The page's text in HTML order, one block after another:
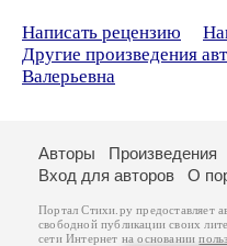
Написать рецензию
Другие произведения
Валерьевна
Авторы Произведения
Вход для авторов
О
Портал Стихи.ру предоставляет
свободной публикации своих
сети Интернет на основании